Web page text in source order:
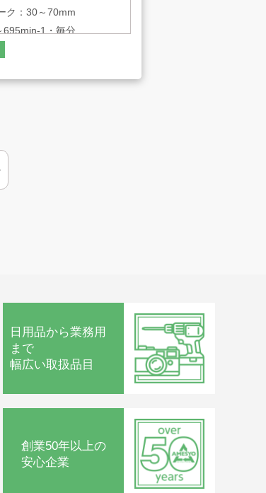
ク：30～70mm
695min-1・毎分
～9.8kN
日用品から業務用
まで
幅広い取扱品目
創業50年以上の
安心企業